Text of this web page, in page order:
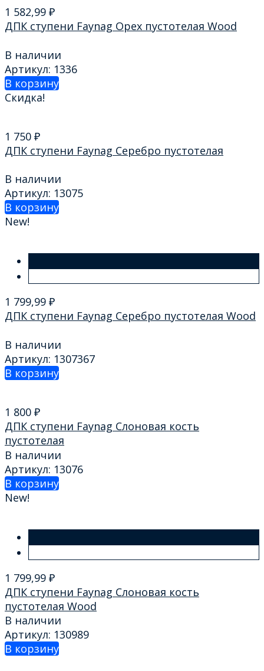
1 582,99 ₽
ДПК ступени Faynag Орех пустотелая Wood
В наличии
Артикул: 1336
В корзину
Скидка!
1 750 ₽
ДПК ступени Faynag Серебро пустотелая
В наличии
Артикул: 13075
В корзину
New!
1 799,99 ₽
ДПК ступени Faynag Серебро пустотелая Wood
В наличии
Артикул: 1307367
В корзину
1 800 ₽
ДПК ступени Faynag Слоновая кость
пустотелая
В наличии
Артикул: 13076
В корзину
New!
1 799,99 ₽
ДПК ступени Faynag Слоновая кость
пустотелая Wood
В наличии
Артикул: 130989
В корзину